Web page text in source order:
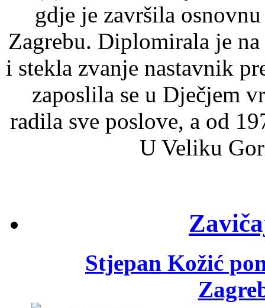
gdje je završila
Zagrebu. Diplomirala je
i stekla zvanje nastavnik
zaposlila se u Dječjem
radila sve poslove, a od
U Veliku
Stjepan Kožić